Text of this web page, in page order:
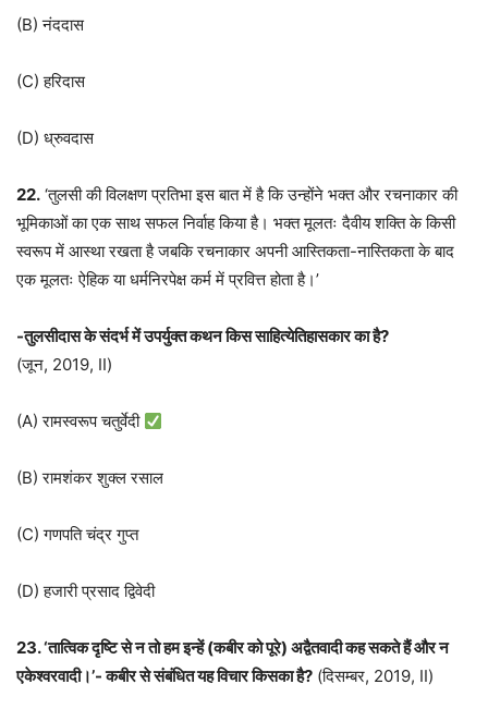
(B) नंददास
(C) हरिदास
(D) ध्रुवदास
22. ‘तुलसी की विलक्षण प्रतिभा इस बात में है कि उन्होंने भक्त और रचनाकार की
भूमिकाओं का एक साथ सफल निर्वाह किया है। भक्त मूलतः दैवीय शक्ति के किसी
स्वरूप में आस्था रखता है जबकि रचनाकार अपनी आस्तिकता-नास्तिकता के बाद
एक मूलतः ऐहिक या धर्मनिरपेक्ष कर्म में प्रवित्त होता है।’
-तुलसीदास के संदर्भ में उपर्युक्त कथन किस साहित्येतिहासकार का है?
(जून, 2019, II)
(A) रामस्वरूप चतुर्वेदी
(B) रामशंकर शुक्ल रसाल
(C) गणपति चंद्र गुप्त
(D) हजारी प्रसाद द्विवेदी
23. ‘तात्विक दृष्टि से न तो हम इन्हें (कबीर को पूरे) अद्वैतवादी कह सकते हैं और न
एकेश्वरवादी।’- कबीर से संबंधित यह विचार किसका है? (दिसम्बर, 2019, II)